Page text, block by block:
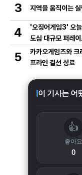
3 지역을 움직이는
4
'오징어게임3' 오
도심 대규모 퍼레
5
카카오게임즈와
프라인 결선 성료
이 기사는 어
👍
좋아요
0